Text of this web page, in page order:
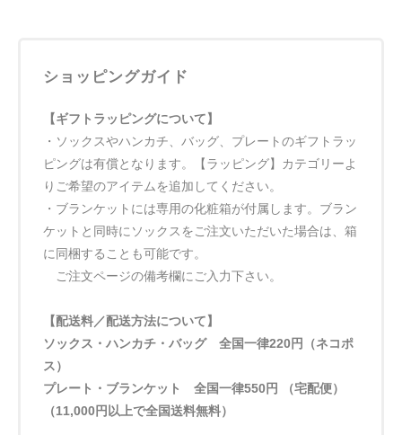
ショッピングガイド
【ギフトラッピングについて】
・ソックスやハンカチ、バッグ、プレートのギフトラッ
ピングは有償となります。【ラッピング】カテゴリーよ
りご希望のアイテムを追加してください。
・ブランケットには専用の化粧箱が付属します。ブラン
ケットと同時にソックスをご注文いただいた場合は、箱
に同梱することも可能です。
ご注文ページの備考欄にご入力下さい。
【配送料／配送方法について】
ソックス・ハンカチ・バッグ 全国一律220円（ネコポ
ス）
プレート・ブランケット 全国一律550円 （宅配便）
（11,000円以上で全国送料無料）